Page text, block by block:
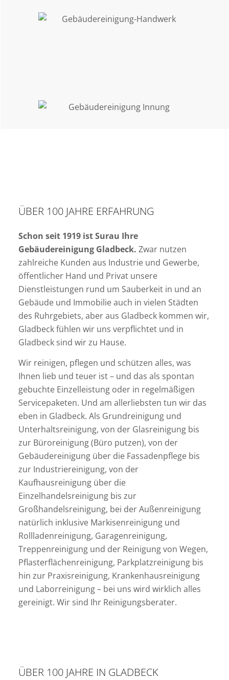
ÜBER 100 JAHRE ERFAHRUNG
Schon seit 1919 ist Surau Ihre
Gebäudereinigung Gladbeck. Zwar nutzen
zahlreiche Kunden aus Industrie und Gewerbe,
öffentlicher Hand und Privat unsere
Dienstleistungen rund um Sauberkeit in und an
Gebäude und Immobilie auch in vielen Städten
des Ruhrgebiets, aber aus Gladbeck kommen wir,
Gladbeck fühlen wir uns verpflichtet und in
Gladbeck sind wir zu Hause.
Wir reinigen, pflegen und schützen alles, was
Ihnen lieb und teuer ist – und das als spontan
gebuchte Einzelleistung oder in regelmäßigen
Servicepaketen. Und am allerliebsten tun wir das
eben in Gladbeck. Als Grundreinigung und
Unterhaltsreinigung, von der Glasreinigung bis
zur Büroreinigung (Büro putzen), von der
Gebäudereinigungüber die Fassadenpflege bis
zur Industriereinigung, von der
Kaufhausreinigung über die
Einzelhandelsreinigung bis zur
Großhandelsreinigung, bei der Außenreinigung
natürlich inklusive Markisenreinigung und
Rollladenreinigung, Garagenreinigung,
Treppenreinigung und der Reinigung von Wegen,
Pflasterflächenreinigung, Parkplatzreinigung bis
hin zur Praxisreinigung, Krankenhausreinigung
und Laborreinigung – bei uns wird wirklich alles
gereinigt. Wir sind Ihr Reinigungsberater.
ÜBER 100 JAHRE IN GLADBECK